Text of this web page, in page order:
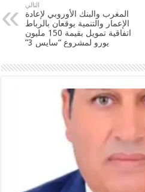
التالي
المغرب والبنك الأوروبي لإعادة
الإعمار والتنمية يوقعان بالرباط
اتفاقية تمويل بقيمة 150 مليون
يورو لمشروع “سايس 3”